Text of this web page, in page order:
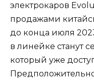
электрокаров
продажами
до конца июля
в линейке станут
который уже